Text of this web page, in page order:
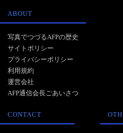
ABOUT
写真でつづるAFPの歴史
サイトポリシー
プライバシーポリシー
利用規約
運営会社
AFP通信会長ごあいさつ
CONTACT